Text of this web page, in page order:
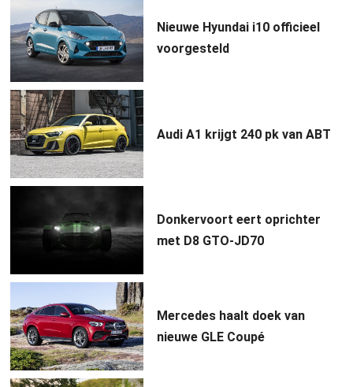
Nieuwe Hyundai i10 officieel
voorgesteld
Audi A1 krijgt 240 pk van ABT
Donkervoort eert oprichter
met D8 GTO-JD70
Mercedes haalt doek van
nieuwe GLE Coupé